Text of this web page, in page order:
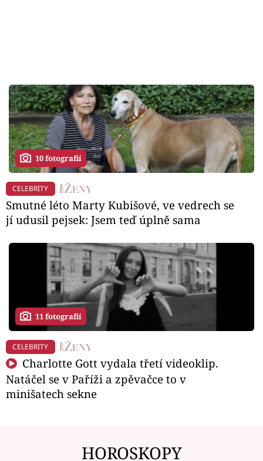
10 fotografií
CELEBRITY
Smutné léto Marty Kubišové, ve vedrech se
jí udusil pejsek: Jsem teď úplně sama
11 fotografií
CELEBRITY
Charlotte Gott vydala třetí videoklip.
Natáčel se v Paříži a zpěvačce to v
minišatech sekne
HOROSKOPY